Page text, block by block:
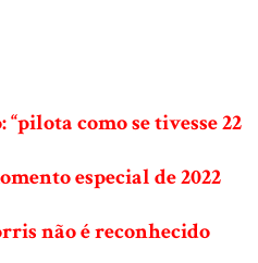
como se tivesse 22
especial de 2022
não é reconhecido